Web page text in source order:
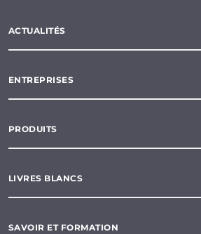
ACTUALITÉS
ENTREPRISES
PRODUITS
LIVRES BLANCS
SAVOIR ET FORMATION